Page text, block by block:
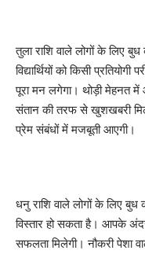
तुला राशि वाले लोगों के लिए
विद्यार्थियों को किसी
पूरा मन लगेगा। थोड़ी मेहनत
संतान की तरफ से खुशखबरी
प्रेम संबंधों में मजबूती आएगी।
धनु राशि वाले लोगों के लिए बुध
विस्तार हो सकता है। आपके
सफलता मिलेगी। नौकरी पेशा